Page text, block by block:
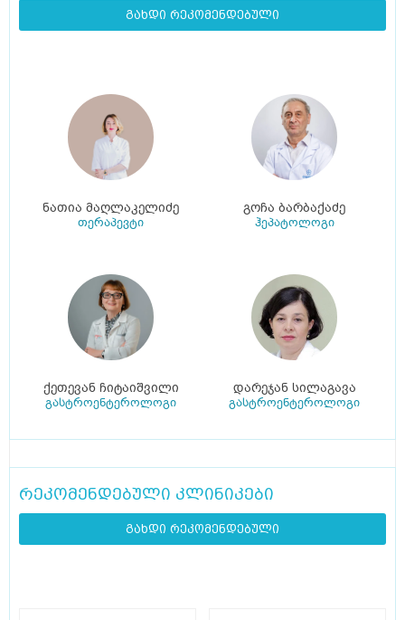
გახდი რეკომენდებული
ნათია მაღლაკელიძე
თერაპევტი
გოჩა ბარბაქაძე
ჰეპატოლოგი
ქეთევან ჩიტაიშვილი
გასტროენტეროლოგი
დარეჯან სილაგავა
გასტროენტეროლოგი
რეკომენდებული კლინიკები
გახდი რეკომენდებული